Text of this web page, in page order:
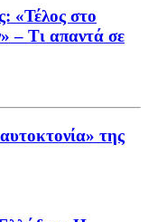
«Τέλος στο
– Τι απαντά σε
της